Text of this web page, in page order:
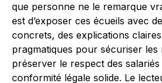
que personne ne le remarque
est d’exposer ces écueils avec
concrets, des explications
pragmatiques pour sécuriser les
préserver le respect des
conformité légale solide. Le